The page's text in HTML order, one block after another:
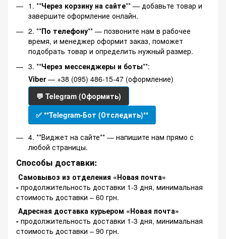
1. **Через корзину на сайте** — добавьте товар и
завершите оформление онлайн.
2. **По телефону** — позвоните нам в рабочее
время, и менеджер оформит заказ, поможет
подобрать товар и определить нужный размер.
3. **Через мессенджеры и боты**:
Viber— +38 (095) 486-15-47 (оформление)
💬 Telegram (Оформить)
✅ **Telegram-Бот (Отследить)**
4. **Виджет на сайте** — напишите нам прямо с
любой страницы.
Способы доставки:
Самовывоз из отделения «Новая почта»
- продолжительность доставки 1-3 дня, минимальная
стоимость доставки – 60 грн.
Адресная доставка курьером «Новая почта»
- продолжительность доставки 1-3 дня, минимальная
стоимость доставки – 90 грн.